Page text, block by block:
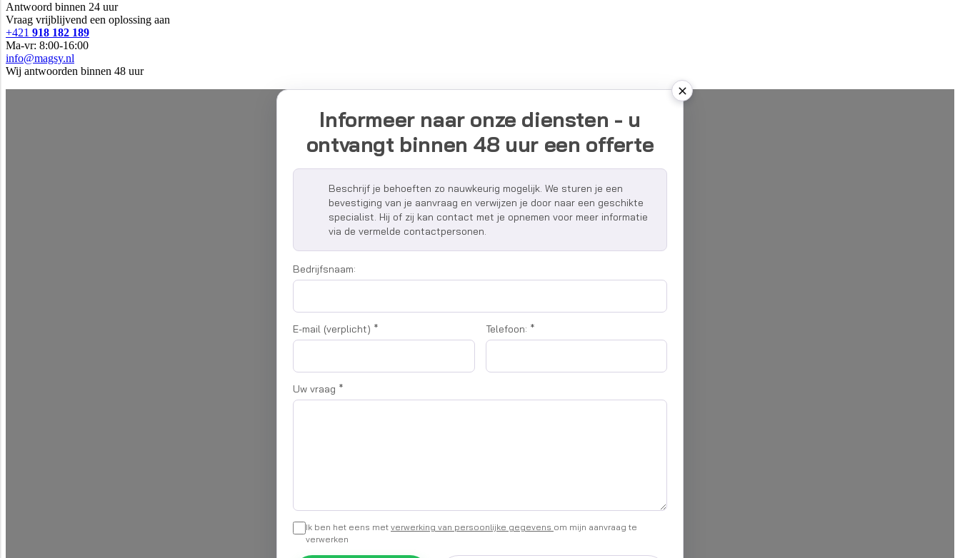
Antwoord binnen 24 uur
Vraag vrijblijvend een oplossing aan
+421 918 182 189
Ma-vr: 8:00-16:00
info@magsy.nl
Wij antwoorden binnen 48 uur
Informeer naar onze diensten - u
ontvangt binnen 48 uur een offerte
Beschrijf je behoeften zo nauwkeurig mogelijk. We sturen je een
bevestiging van je aanvraag en verwijzen je door naar een geschikte
specialist. Hij of zij kan contact met je opnemen voor meer informatie
via de vermelde contactpersonen.
Bedrijfsnaam:
E-mail (verplicht) * Telefoon: *
Uw vraag *
Ik ben het eens met verwerking van persoonlijke gegevens om mijn aanvraag te
verwerken